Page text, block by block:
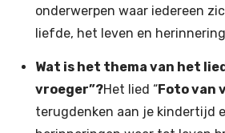
onderwerpen waar iedereen
liefde, het leven en
Wat is het thema van het
vroeger”?Het lied “Foto van
terugdenken aan je kindertijd